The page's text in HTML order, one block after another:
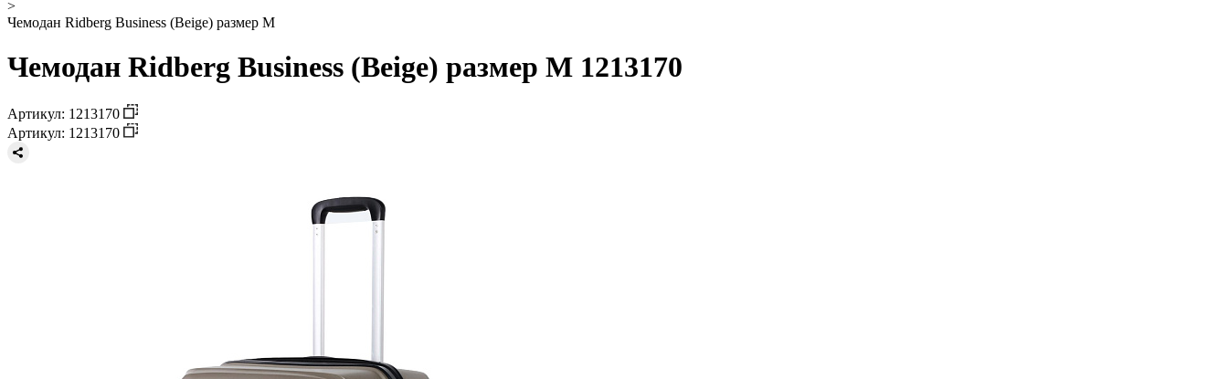
>
Чемодан Ridberg Business (Beige) размер M
Чемодан Ridberg Business (Beige) размер M 1213170
Артикул: 1213170
Артикул: 1213170